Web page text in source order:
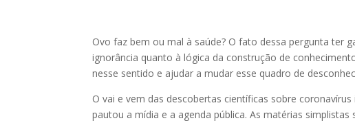
Ovo faz bem ou mal à saúde? O fato dessa pergunta ter
ignorância quanto à lógica da construção de
nesse sentido e ajudar a mudar esse quadro de
O vai e vem das descobertas científicas sobre
pautou a mídia e a agenda pública. As matérias